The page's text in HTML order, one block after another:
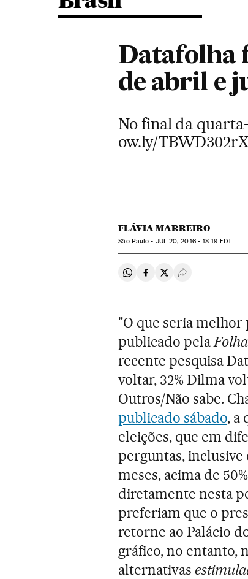
Datafolha
de abril e
No final da
ow.ly/
FLÁVIA MARREIRO
São Paulo - JUL20, 2016 - 18:19 EDT
Compartir en Whatsapp
Compartir en Facebook
Compartir en Twitter
Desplegar
"O que seria melhor
publicado pela
recente pesquisa
voltar, 32% Dilma
Outros/Não sabe.
publicado sábado, a
eleições, que em
perguntas,
meses, acima de
diretamente nesta
preferiam que o
retorne ao Palácio
gráfico, no entanto,
alternativas